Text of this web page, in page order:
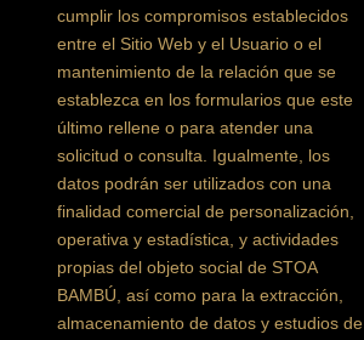
cumplir los compromisos establecidos
entre el Sitio Web y el Usuario o el
mantenimiento de la relación que se
establezca en los formularios que este
último rellene o para atender una
solicitud o consulta. Igualmente, los
datos podrán ser utilizados con una
finalidad comercial de personalización,
operativa y estadística, y actividades
propias del objeto social de STOA
BAMBÚ, así como para la extracción,
almacenamiento de datos y estudios de